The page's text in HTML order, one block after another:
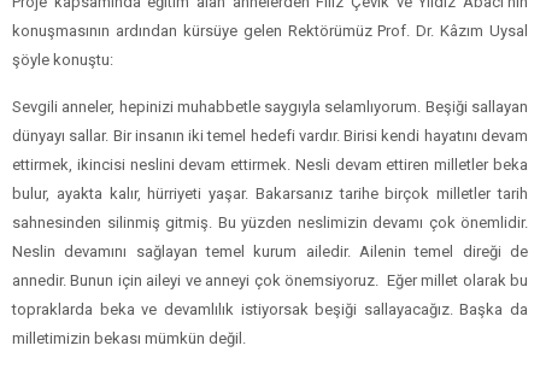
konuşmasının ardından kürsüye gelen Rektörümüz Prof. Dr. Kâzım Uysal
şöyle konuştu:
Sevgili anneler, hepinizi muhabbetle saygıyla selamlıyorum. Beşiği sallayan
dünyayı sallar. Bir insanın iki temel hedefi vardır. Birisi kendi hayatını devam
ettirmek, ikincisi neslini devam ettirmek. Nesli devam ettiren milletler beka
bulur, ayakta kalır, hürriyeti yaşar. Bakarsanız tarihe birçok milletler tarih
sahnesinden silinmiş gitmiş. Bu yüzden neslimizin devamı çok önemlidir.
Neslin devamını sağlayan temel kurum ailedir. Ailenin temel direği de
annedir. Bunun için aileyi ve anneyi çok önemsiyoruz. Eğer millet olarak bu
topraklarda beka ve devamlılık istiyorsak beşiği sallayacağız. Başka da
milletimizin bekası mümkün değil.